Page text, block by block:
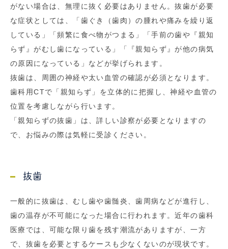
がない場合は、無理に抜く必要はありません。抜歯が必要
な症状としては、「歯ぐき（歯肉）の腫れや痛みを繰り返
している」「頻繁に食べ物がつまる」「手前の歯や『親知
らず』がむし歯になっている」「『親知らず』が他の病気
の原因になっている」などが挙げられます。
抜歯は、周囲の神経や太い血管の確認が必須となります。
歯科用CTで「親知らず」を立体的に把握し、神経や血管の
位置を考慮しながら行います。
「親知らずの抜歯」は、詳しい診察が必要となりますの
で、お悩みの際は気軽に受診ください。
抜歯
一般的に抜歯は、むし歯や歯髄炎、歯周病などが進行し、
歯の温存が不可能になった場合に行われます。近年の歯科
医療では、可能な限り歯を残す潮流がありますが、一方
で、抜歯を必要とするケースも少なくないのが現状です。